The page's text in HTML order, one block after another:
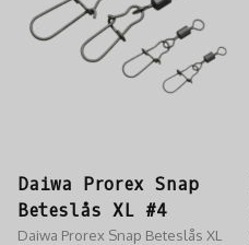
Daiwa Prorex Snap
Beteslås XL #4
Daiwa Prorex Snap Beteslås XL